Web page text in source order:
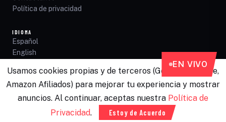
Política de privacidad
IDIOMA
Español
English
©2026Productos Gamer · Todos los derechos reservados
PrivacidadContacto
EN VIVO
Usamos cookies propias y de terceros (Google AdSense,
Amazon Afiliados) para mejorar tu experiencia y mostrar
anuncios. Al continuar, aceptas nuestra Política de
Privacidad. Estoy de Acuerdo